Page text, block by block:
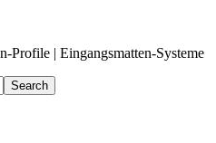
Profile | Eingangsmatten-Systeme